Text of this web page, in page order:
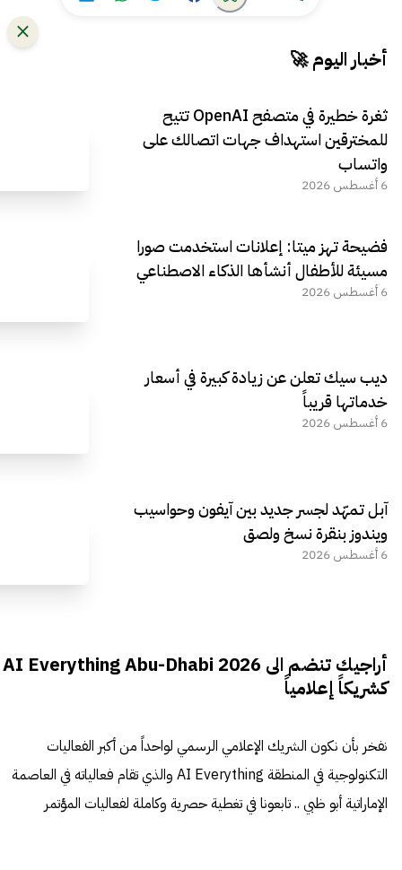
أخبار اليوم 🚀
ثغرة خطيرة في متصفح OpenAI تتيح
للمخترقين استهداف جهات اتصالك على
واتساب
6 أغسطس 2026
فضيحة تهز ميتا: إعلانات استخدمت صورا
مسيئة للأطفال أنشأها الذكاء الاصطناعي
6 أغسطس 2026
ديب سيك تعلن عن زيادة كبيرة في أسعار
خدماتها قريباً
6 أغسطس 2026
آبل تمهّد لجسر جديد بين آيفون وحواسيب
ويندوز بنقرة نسخ ولصق
6 أغسطس 2026
أراجيك تنضم الى AI Everything Abu-Dhabi 2026
كشريكاً إعلامياً
نفخر بأن نكون الشريك الإعلامي الرسمي لواحداً من أكبر الفعاليات
التكنولوجية في المنطقة AI Everything والذي تقام فعالياته في العاصمة
الإماراتية أبو ظبي .. تابعونا في تغطية حصرية وكاملة لفعاليات المؤتمر